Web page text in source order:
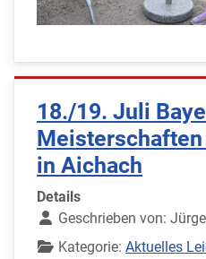
18./19. Juli
Meisterschaften
in Aichach
Details
Geschrieben von:
Kategorie: Aktuelles